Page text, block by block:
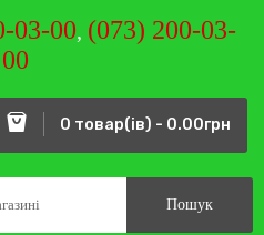
03-00, (073) 200-03-
00
0 товар(ів) - 0.00грн
Пошук